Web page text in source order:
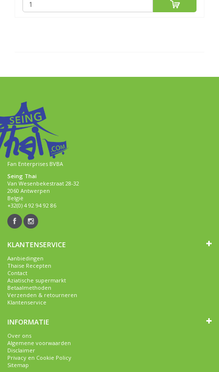
Fan Enterprises BVBA
Seing Thai
Van Wesenbekestraat 28-32
2060 Antwerpen
België
+32(0) 4 92 94 92 86
KLANTENSERVICE
Aanbiedingen
Thaise Recepten
Contact
Aziatische supermarkt
Betaalmethoden
Verzenden & retourneren
Klantenservice
INFORMATIE
Over ons
Algemene voorwaarden
Disclaimer
Privacy en Cookie Policy
Sitemap